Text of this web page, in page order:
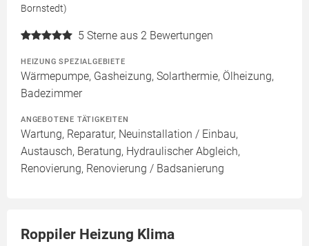
Bornstedt)
5 Sterne aus 2 Bewertungen
HEIZUNG SPEZIALGEBIETE
Wärmepumpe, Gasheizung, Solarthermie, Ölheizung,
Badezimmer
ANGEBOTENE TÄTIGKEITEN
Wartung, Reparatur, Neuinstallation / Einbau,
Austausch, Beratung, Hydraulischer Abgleich,
Renovierung, Renovierung / Badsanierung
Roppiler Heizung Klima